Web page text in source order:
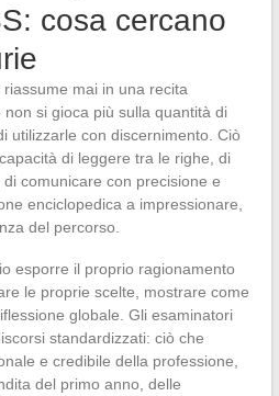
cosa cercano
riassume mai in una recita
si gioca più sulla quantità di
utilizzarle con discernimento. Ciò
di leggere tra le righe, di
comunicare con precisione e
enciclopedica a impressionare,
del percorso.
esporre il proprio ragionamento
le proprie scelte, mostrare come
globale. Gli esaminatori
standardizzati: ciò che
e credibile della professione,
del primo anno, delle